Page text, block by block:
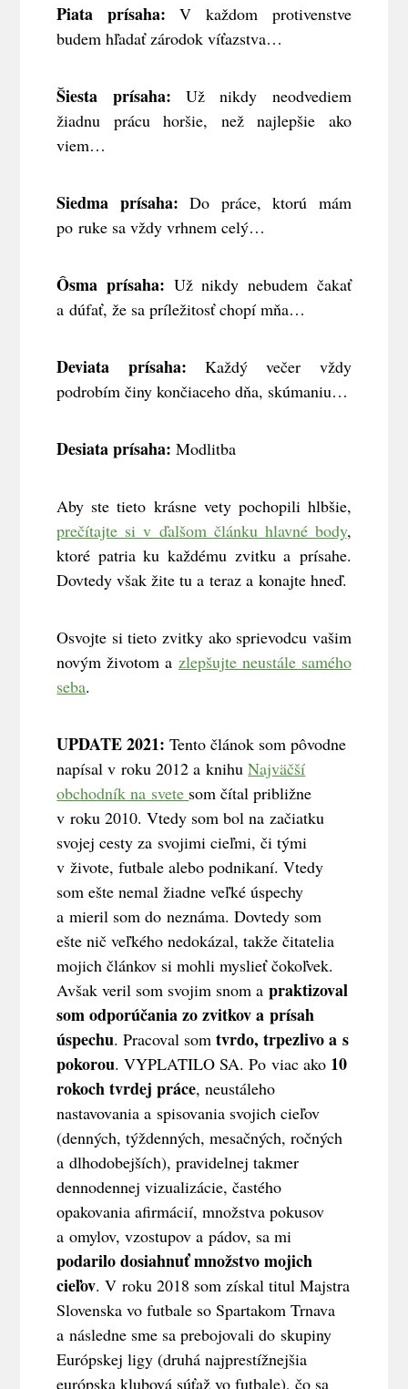
Piata prísaha: V každom protivenstve
budem hľadať zárodok víťazstva…
Šiesta prísaha: Už nikdy neodvediem
žiadnu prácu horšie, než najlepšie ako
viem…
Siedma prísaha: Do práce, ktorú mám
po ruke sa vždy vrhnem celý…
Ôsma prísaha: Už nikdy nebudem čakať
a dúfať, že sa príležitosť chopí mňa…
Deviata prísaha: Každý večer vždy
podrobím činy končiaceho dňa, skúmaniu…
Desiata prísaha: Modlitba
Aby ste tieto krásne vety pochopili hlbšie,
prečítajte si v ďalšom článku hlavné body,
ktoré patria ku každému zvitku a prísahe.
Dovtedy však žite tu a teraz a konajte hneď.
Osvojte si tieto zvitky ako sprievodcu vašim
novým životom a zlepšujte neustále samého
seba.
UPDATE 2021: Tento článok som pôvodne
napísal v roku 2012 a knihuNajväčší
obchodník na svete som čítal približne
v roku 2010. Vtedy som bol na začiatku
svojej cesty za svojimi cieľmi, či tými
v živote, futbale alebo podnikaní. Vtedy
som ešte nemal žiadne veľké úspechy
a mieril som do neznáma. Dovtedy som
ešte nič veľkého nedokázal, takže čitatelia
mojich článkov si mohli myslieť čokoľvek.
Avšak veril som svojim snom apraktizoval
som odporúčania zo zvitkov a prísah
úspechu. Pracoval somtvrdo, trpezlivo a s
pokorou. VYPLATILO SA. Po viac ako 10
rokoch tvrdej práce, neustáleho
nastavovania a spisovania svojich cieľov
(denných, týždenných, mesačných, ročných
a dlhodobejších), pravidelnej takmer
dennodennej vizualizácie, častého
opakovania afirmácií, množstva pokusov
a omylov, vzostupov a pádov, sa mi
podarilo dosiahnuť množstvo mojich
cieľov. V roku 2018 som získal titul Majstra
Slovenska vo futbale so Spartakom Trnava
a následne sme sa prebojovali do skupiny
Európskej ligy (druhá najprestížnejšia
európska klubová súťaž vo futbale), čo sa